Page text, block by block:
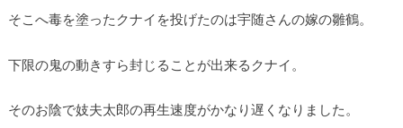
そこへ毒を塗ったクナイを投げたのは宇随さんの嫁の雛鶴。
下限の鬼の動きすら封じることが出来るクナイ。
そのお陰で妓夫太郎の再生速度がかなり遅くなりました。